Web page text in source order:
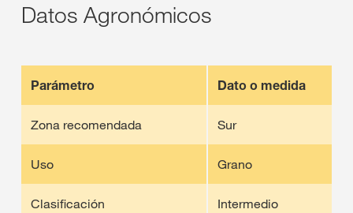
Datos Agronómicos
Parámetro Dato o medida
Zona recomendada Sur
Uso Grano
Clasificación Intermedio